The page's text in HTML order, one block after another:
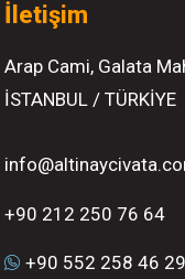
İletişim
Arap Cami, Galata
İSTANBUL / TÜRKİYE
+90 212 250 76 64
+90 552 258 46 29